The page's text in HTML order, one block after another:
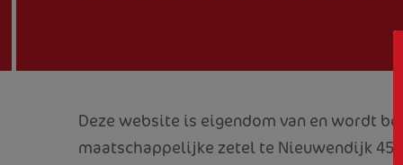
Deze website is eigendom van en wordt
maatschappelijke zetel te Nieuwendijk 45,